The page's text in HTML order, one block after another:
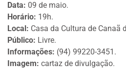
Data: 09 de maio.
Horário: 19h.
Local: Casa da Cultura de Canaã
Público: Livre.
Informações: (94) 99220-3451.
Imagem: cartaz de divulgação.